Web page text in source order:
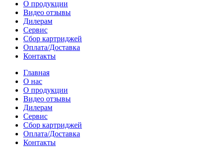
О продукции
Видео отзывы
Дилерам
Сервис
Сбор картриджей
Оплата/Доставка
Контакты
Главная
О нас
О продукции
Видео отзывы
Дилерам
Сервис
Сбор картриджей
Оплата/Доставка
Контакты